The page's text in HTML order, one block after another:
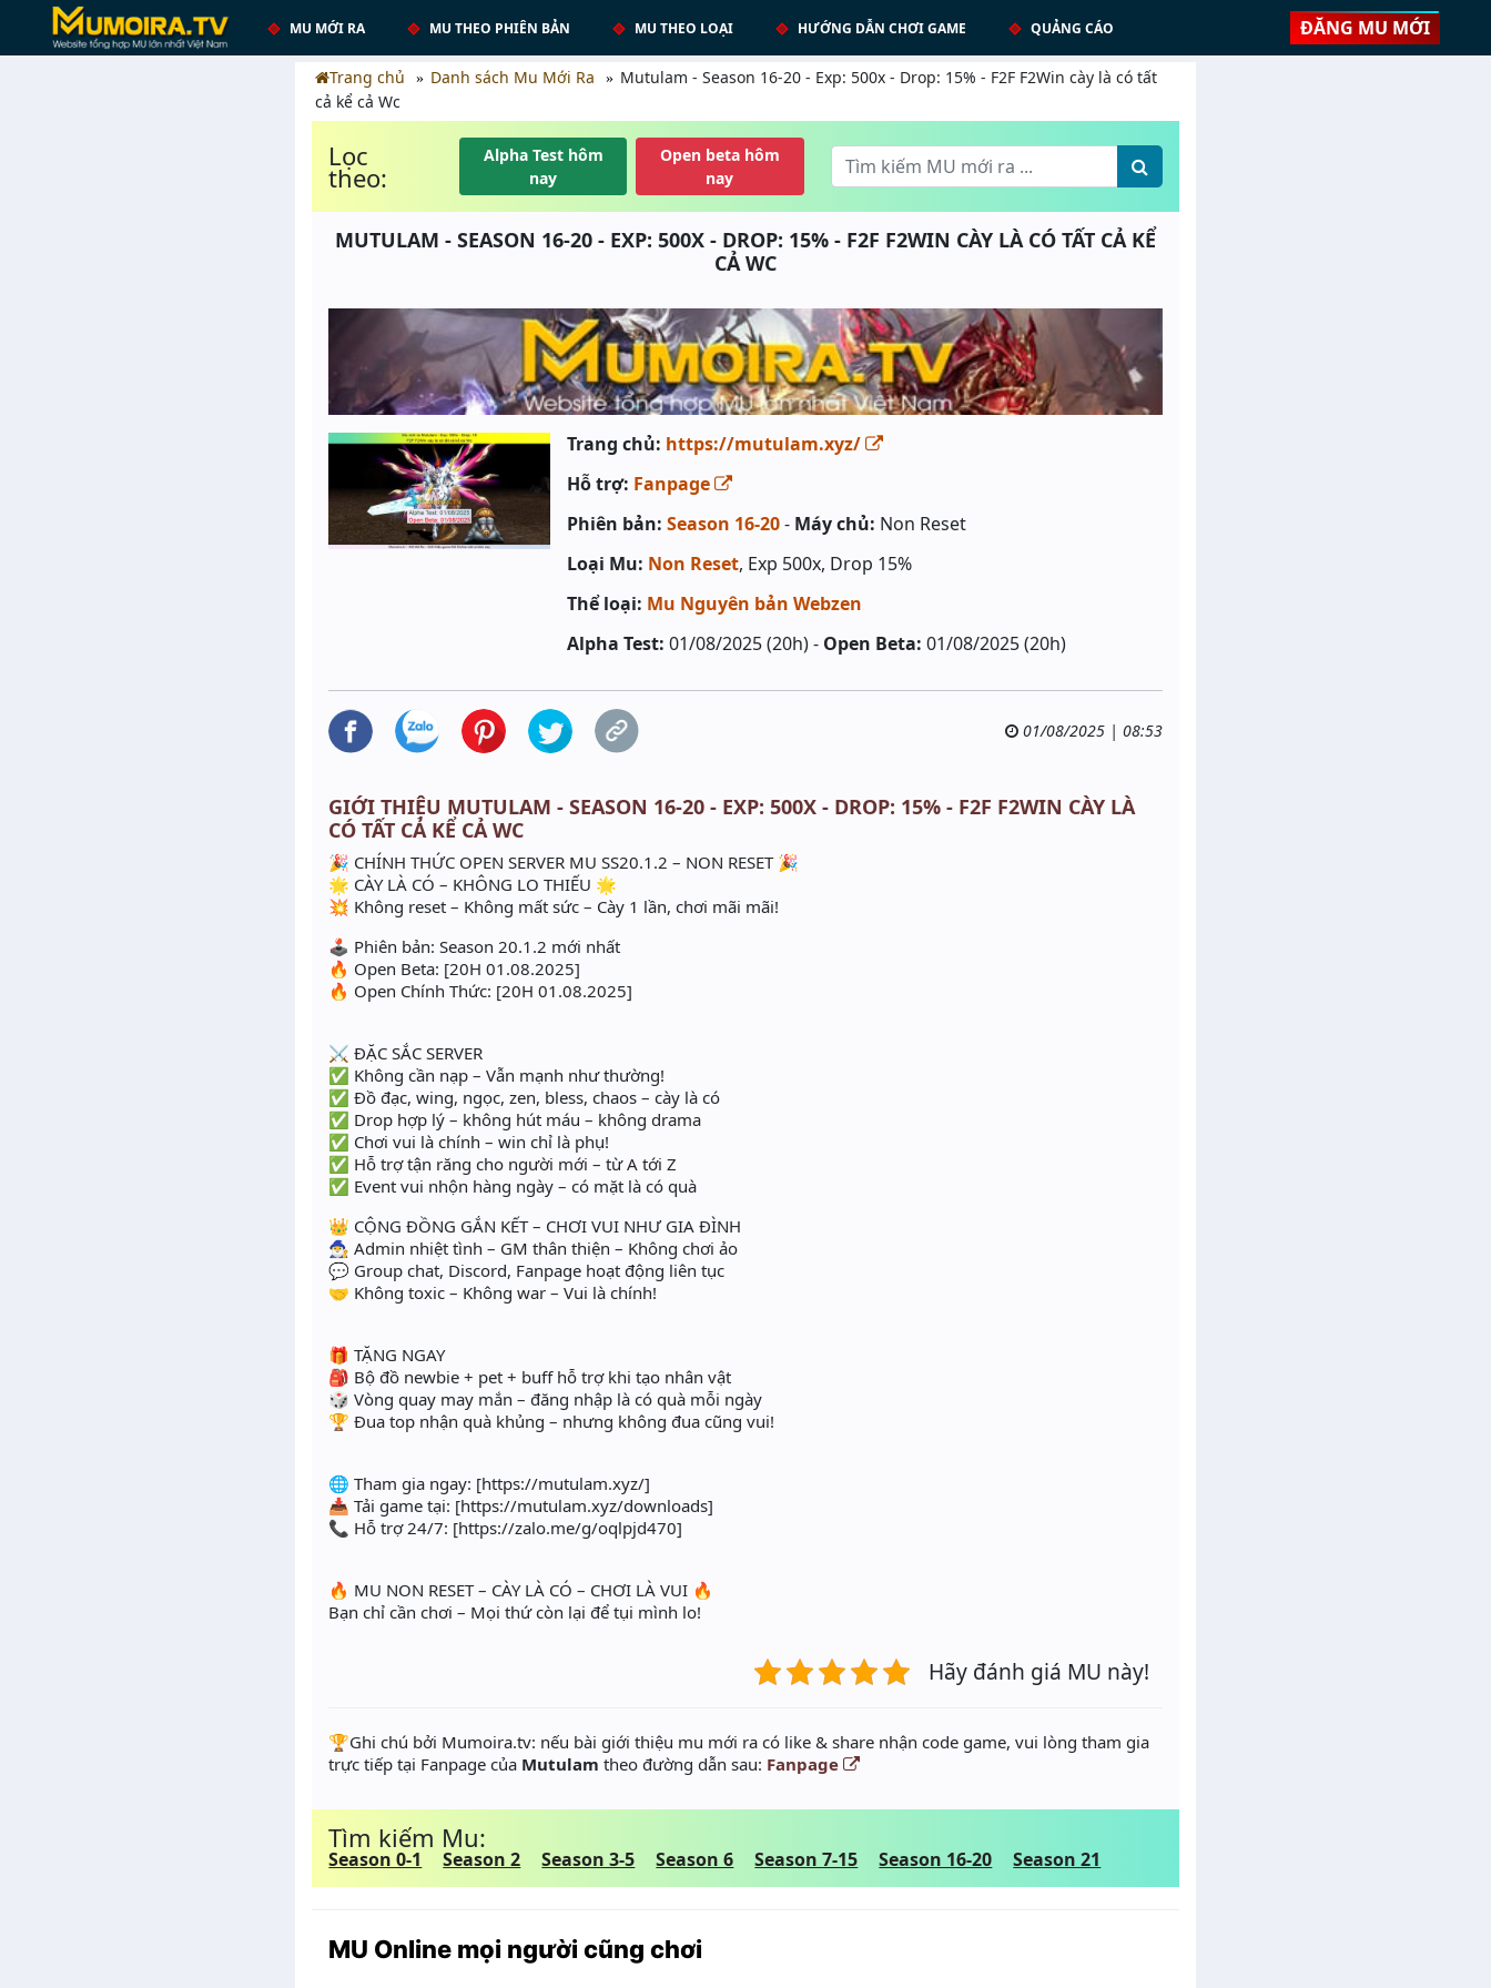
MU MỚI RA MU THEO PHIÊN BẢN MU THEO LOẠI HƯỚNG DẪN CHƠI GAME QUẢNG CÁO ĐĂNG MU MỚI
Trang chủ Danh sách Mu Mới Ra
Mutulam - Season 16-20 - Exp: 500x - Drop: 15% - F2F F2Win cày là có tất
cả kể cả Wc
Lọc
theo:
Alpha Test hôm
nay
Open beta hôm
nay
MUTULAM - SEASON 16-20 - EXP: 500X - DROP: 15% - F2F F2WIN CÀY LÀ CÓ TẤT CẢ KỂ
CẢ WC
Trang chủ: https://mutulam.xyz/
Hỗ trợ: Fanpage
Phiên bản: Season 16-20- Máy chủ: Non Reset
Loại Mu: Non Reset, Exp 500x, Drop 15%
Thể loại: Mu Nguyên bản Webzen
Alpha Test: 01/08/2025 (20h) - Open Beta: 01/08/2025 (20h)
01/08/2025 | 08:53
GIỚI THIỆU MUTULAM - SEASON 16-20 - EXP: 500X - DROP: 15% - F2F F2WIN CÀY LÀ
CÓ TẤT CẢ KỂ CẢ WC
🎉 CHÍNH THỨC OPEN SERVER MU SS20.1.2 – NON RESET 🎉
🌟 CÀY LÀ CÓ – KHÔNG LO THIẾU 🌟
💥 Không reset – Không mất sức – Cày 1 lần, chơi mãi mãi!
🕹️ Phiên bản: Season 20.1.2 mới nhất
🔥 Open Beta: [20H 01.08.2025]
🔥 Open Chính Thức: [20H 01.08.2025]
⚔️ ĐẶC SẮC SERVER
✅ Không cần nạp – Vẫn mạnh như thường!
✅ Đồ đạc, wing, ngọc, zen, bless, chaos – cày là có
✅ Drop hợp lý – không hút máu – không drama
✅ Chơi vui là chính – win chỉ là phụ!
✅ Hỗ trợ tận răng cho người mới – từ A tới Z
✅ Event vui nhộn hàng ngày – có mặt là có quà
👑 CỘNG ĐỒNG GẮN KẾT – CHƠI VUI NHƯ GIA ĐÌNH
🧙‍♂️ Admin nhiệt tình – GM thân thiện – Không chơi ảo
💬 Group chat, Discord, Fanpage hoạt động liên tục
🤝 Không toxic – Không war – Vui là chính!
🎁 TẶNG NGAY
🎒 Bộ đồ newbie + pet + buff hỗ trợ khi tạo nhân vật
🎲 Vòng quay may mắn – đăng nhập là có quà mỗi ngày
🏆 Đua top nhận quà khủng – nhưng không đua cũng vui!
🌐 Tham gia ngay: [https://mutulam.xyz/]
📥 Tải game tại: [https://mutulam.xyz/downloads]
📞 Hỗ trợ 24/7: [https://zalo.me/g/oqlpjd470]
🔥 MU NON RESET – CÀY LÀ CÓ – CHƠI LÀ VUI 🔥
Bạn chỉ cần chơi – Mọi thứ còn lại để tụi mình lo!
Hãy đánh giá MU này!
️🏆Ghi chú bởi Mumoira.tv: nếu bài giới thiệu mu mới ra có like & share nhận code game, vui lòng tham gia
trực tiếp tại Fanpage của Mutulam theo đường dẫn sau: Fanpage
Tìm kiếm Mu:
Season 0-1 Season 2 Season 3-5 Season 6 Season 7-15 Season 16-20 Season 21
MU Online mọi người cũng chơi